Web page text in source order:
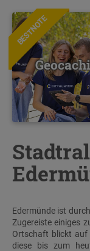
BESTNOTE
Edermünde ist
Zugereiste einiges
Ortschaft blickt auf
diese bis zum